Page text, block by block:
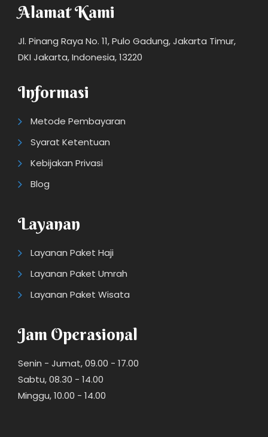
Alamat Kami
Jl. Pinang Raya No. 11, Pulo Gadung, Jakarta Timur,
DKI Jakarta, Indonesia, 13220
Informasi
Metode Pembayaran
Syarat Ketentuan
Kebijakan Privasi
Blog
Layanan
Layanan Paket Haji
Layanan Paket Umrah
Layanan Paket Wisata
Jam Operasional
Senin - Jumat, 09.00 - 17.00
Sabtu, 08.30 - 14.00
Minggu, 10.00 - 14.00